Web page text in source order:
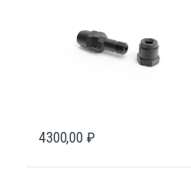
4300,00 ₽